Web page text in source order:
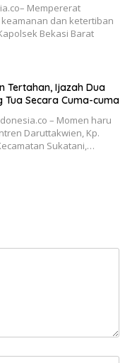
Mempererat
dan ketertiban
Bekasi Barat
Tertahan, Ijazah Dua
Secara Cuma-cuma
– Momen haru
Daruttakwien, Kp.
Sukatani,…